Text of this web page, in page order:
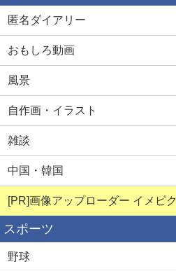
匿名ダイアリー
おもしろ動画
風景
自作画・イラスト
雑談
中国・韓国
[PR]画像アップローダー イメピク
スポーツ
野球